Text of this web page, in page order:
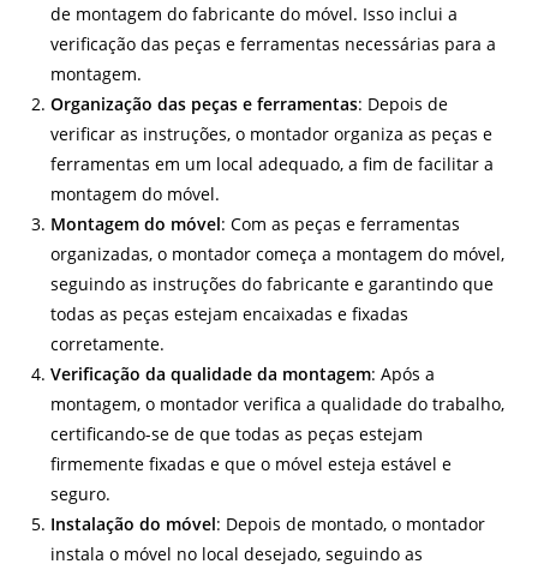
de montagem do fabricante do móvel. Isso inclui a
verificação das peças e ferramentas necessárias para a
montagem.
Organização das peças e ferramentas: Depois de
verificar as instruções, o montador organiza as peças e
ferramentas em um local adequado, a fim de facilitar a
montagem do móvel.
Montagem do móvel: Com as peças e ferramentas
organizadas, o montador começa a montagem do móvel,
seguindo as instruções do fabricante e garantindo que
todas as peças estejam encaixadas e fixadas
corretamente.
Verificação da qualidade da montagem: Após a
montagem, o montador verifica a qualidade do trabalho,
certificando-se de que todas as peças estejam
firmemente fixadas e que o móvel esteja estável e
seguro.
Instalação do móvel: Depois de montado, o montador
instala o móvel no local desejado, seguindo as